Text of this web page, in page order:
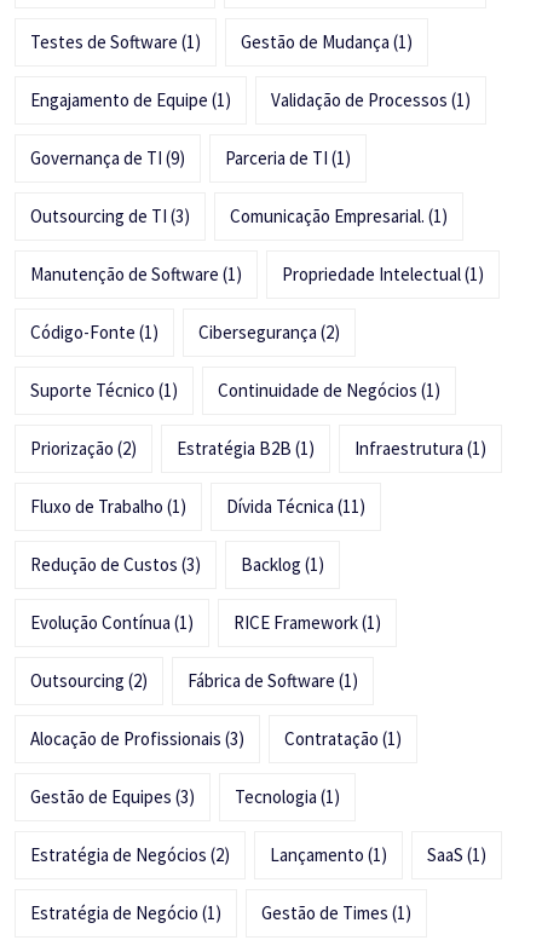
Testes de Software (1) Gestão de Mudança (1)
Engajamento de Equipe (1) Validação de Processos (1)
Governança de TI (9) Parceria de TI (1)
Outsourcing de TI (3) Comunicação Empresarial. (1)
Manutenção de Software (1) Propriedade Intelectual(1)
Código-Fonte (1) Cibersegurança (2)
Suporte Técnico (1) Continuidade de Negócios (1)
Priorização (2) Estratégia B2B (1) Infraestrutura (1)
Fluxo de Trabalho (1) Dívida Técnica (11)
Redução de Custos (3) Backlog (1)
Evolução Contínua (1) RICE Framework(1)
Outsourcing (2) Fábrica de Software (1)
Alocação de Profissionais (3) Contratação (1)
Gestão de Equipes (3) Tecnologia (1)
Estratégia de Negócios (2) Lançamento (1) SaaS (1)
Estratégia de Negócio (1) Gestão de Times (1)